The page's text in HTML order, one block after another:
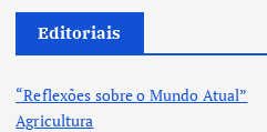
Editoriais
“Reflexões sobre o Mundo Atual”
Agricultura